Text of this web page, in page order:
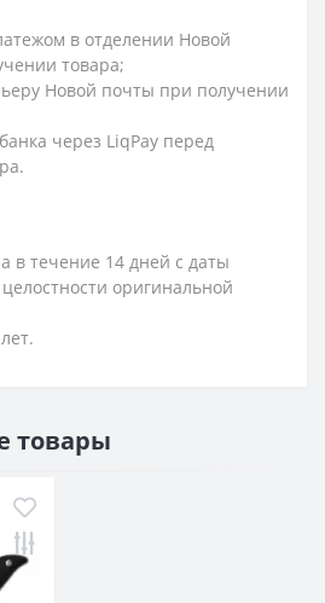
в отделении Новой
товара;
Новой почты при получении
через LiqPay перед
в течение 14 дней с даты
оригинальной
товары